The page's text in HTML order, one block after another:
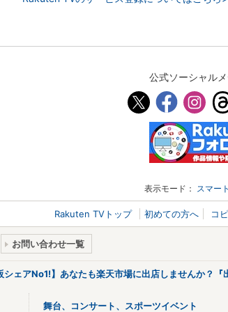
公式ソーシャル
表示モード： スマー
Rakuten TVトップ 初めての方へ コ
お問い合わせ一覧
シェアNo1!】あなたも楽天市場に出店しませんか？
舞台、コンサート、スポーツイベント